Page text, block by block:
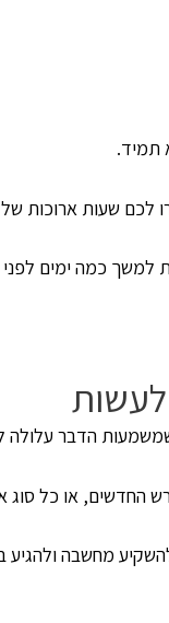
תמיד.
לכם שעות ארוכות
כמה ימים
לעשות
הדבר
החדשים, או כל סוג
מחשבה